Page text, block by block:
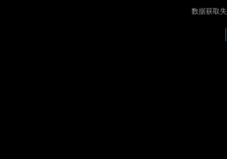
数据获取